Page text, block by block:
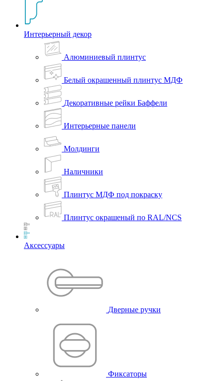
Интерьерный декор
Алюминиевый плинтус
Белый окрашенный плинтус МДФ
Декоративные рейки Баффели
Интерьерные панели
Молдинги
Наличники
Плинтус МДФ под покраску
Плинтус окрашеный по RAL/NCS
Аксессуары
Дверные ручки
Фиксаторы